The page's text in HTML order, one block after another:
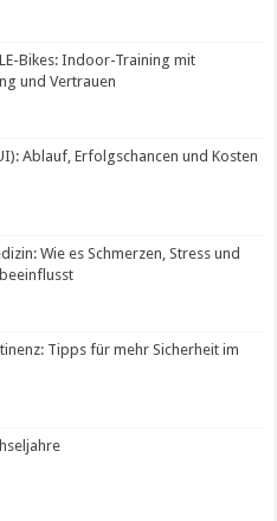
Bikes: Indoor-Training mit
und Vertrauen
Ablauf, Erfolgschancen und Kosten
Wie es Schmerzen, Stress und
Tipps für mehr Sicherheit im